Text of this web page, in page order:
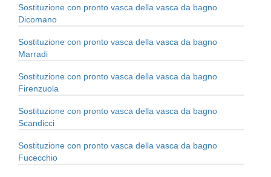
Sostituzione con pronto vasca della vasca da bagno
Dicomano
Sostituzione con pronto vasca della vasca da bagno
Marradi
Sostituzione con pronto vasca della vasca da bagno
Firenzuola
Sostituzione con pronto vasca della vasca da bagno
Scandicci
Sostituzione con pronto vasca della vasca da bagno
Fucecchio